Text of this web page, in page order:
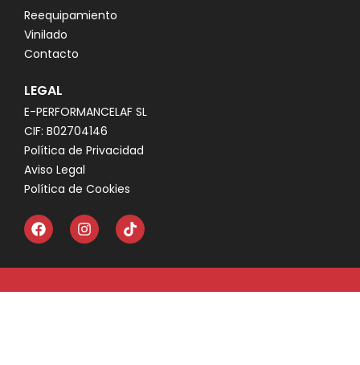
Reequipamiento
Vinilado
Contacto
LEGAL
E-PERFORMANCELAF SL
CIF: B02704146
Política de Privacidad
Aviso Legal
Política de Cookies